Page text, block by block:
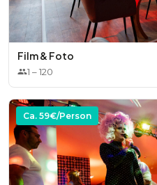
* Moderator
* Aktivitäten im Haus (Panik
Film & Foto
1 –120
Ca. 59€/Person